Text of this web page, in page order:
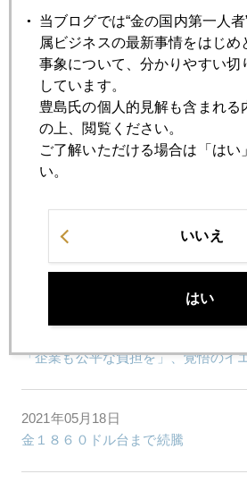
ワクチン予約（ネット経由）のアド
2021年05月25日
五輪強行は壮大な賭け、海外投資家
2021年05月21日
暗号資産波乱に市場翻弄、議事録発
「企業も公平な負担を」、覚悟のイ
2021年05月18日
金１８６０ドル台まで続騰
当ブログでは“金の国内第一人
属ビジネスの最新事情をはじめ
事象について、分かりやすい切
しています。
豊島氏の個人的見解も含まれる
の上、閲覧ください。
ご了解いただける場合は「はい
い。
いいえ
はい